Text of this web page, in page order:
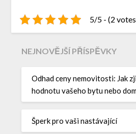
5/5 - (2
NEJNOVĚJŠÍ PŘÍSPĚVKY
Odhad ceny nemovitosti: Jak
hodnotu vašeho bytu nebo
Šperk pro vaši nastávající